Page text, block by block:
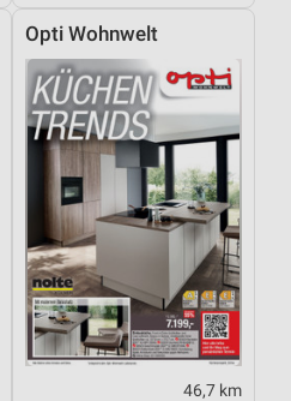
Opti Wohnwelt
46,7 km